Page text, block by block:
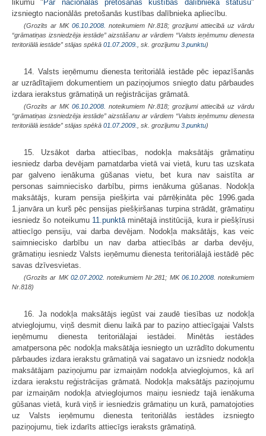
likumu " Par nacionālās pretošanās kustības dalībnieka statusu"
izsniegto nacionālās pretošanās kustības dalībnieka apliecību.
(Grozīts ar MK 06.10.2008.
noteikumiem Nr.818; grozījumi attiecībā uz vārdu
“grāmatiņas izsniedzēja iestāde” aizstāšanu ar vārdiem “Valsts ieņēmumu dienesta
teritoriālā iestāde” stājas spēkā 01.07.2009. , sk. grozījumu 3.punktu)
14. Valsts ieņēmumu dienesta teritoriālā iestāde pēc iepazīšanās
ar uzrādītajiem dokumentiem un paziņojumos sniegto datu pārbaudes
izdara ierakstus grāmatiņā un reģistrācijas grāmatā.
(Grozīts ar MK 06.10.2008.
noteikumiem Nr.818; grozījumi attiecībā uz vārdu
“grāmatiņas izsniedzēja iestāde” aizstāšanu ar vārdiem “Valsts ieņēmumu dienesta
teritoriālā iestāde” stājas spēkā 01.07.2009. , sk. grozījumu 3.punktu)
15. Uzsākot darba attiecības, nodokļa maksātājs grāmatiņu
iesniedz darba devējam pamatdarba vietā vai vietā, kuru tas uzskata
par galveno ienākuma gūšanas vietu, bet kura nav saistīta ar
personas saimniecisko darbību, pirms ienākuma gūšanas. Nodokļa
maksātājs, kuram pensija piešķirta vai pārrēķināta pēc 1996.gada
1.janvāra un kurš pēc pensijas piešķiršanas turpina strādāt, grāmatiņu
iesniedz šo noteikumu 11.punktāminētajā institūcijā, kura ir piešķīrusi
attiecīgo pensiju, vai darba devējam. Nodokļa maksātājs, kas veic
saimniecisko darbību un nav darba attiecībās ar darba devēju,
grāmatiņu iesniedz Valsts ieņēmumu dienesta teritoriālajā iestādē pēc
savas dzīvesvietas.
(Grozīts ar MK 02.07.2002. noteikumiem Nr.281; MK 06.10.2008. noteikumiem
Nr.818)
16. Ja nodokļa maksātājs iegūst vai zaudē tiesības uz nodokļa
atvieglojumu, viņš desmit dienu laikā par to paziņo attiecīgajai Valsts
ieņēmumu dienesta teritoriālajai iestādei. Minētās iestādes
amatpersona pēc nodokļa maksātāja iesniegto un uzrādīto dokumentu
pārbaudes izdara ierakstu grāmatiņā vai sagatavo un izsniedz nodokļa
maksātājam paziņojumu par izmaiņām nodokļa atvieglojumos, kā arī
izdara ierakstu reģistrācijas grāmatā. Nodokļa maksātājs paziņojumu
par izmaiņām nodokļa atvieglojumos maiņu iesniedz tajā ienākuma
gūšanas vietā, kurā viņš ir iesniedzis grāmatiņu un kurā, pamatojoties
uz Valsts ieņēmumu dienesta teritoriālās iestādes izsniegto
paziņojumu, tiek izdarīts attiecīgs ieraksts grāmatiņā.